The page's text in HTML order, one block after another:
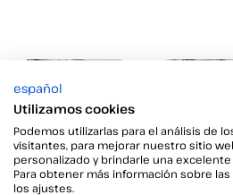
español
Utilizamos cookies
Podemos utilizarlas para el análisis de
visitantes, para mejorar nuestro sitio
personalizado y brindarle una
Para obtener más información sobre
los ajustes.